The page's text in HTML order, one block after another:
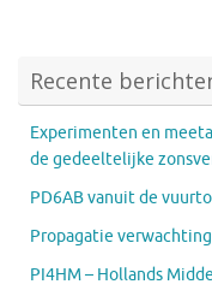
Recente
Experimenten en
de gedeeltelijke
PD6AB vanuit de
Propagatie verwachting
PI4HM – Hollands